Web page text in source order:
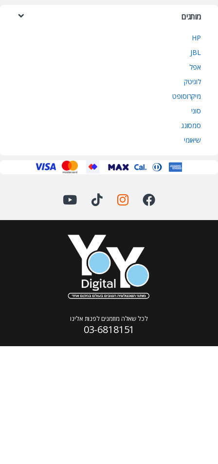
מותגים
HP
JBL
אפל
לוגיטק
מיקרוסופט
סוני
סמסונג
שיאומי
לכל שאלה מוזמנים לפנות אלינו
03-6818151